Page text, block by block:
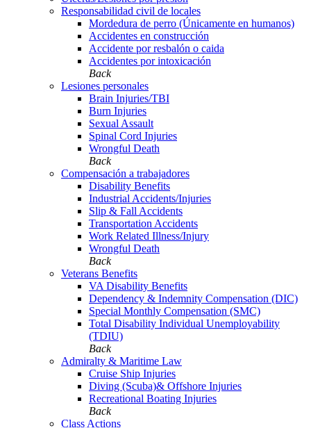
Responsabilidad civil de locales
Mordedura de perro (Únicamente en humanos)
Accidentes en construcción
Accidente por resbalón o caida
Accidentes por intoxicación
Back
Lesiones personales
Brain Injuries/TBI
Burn Injuries
Sexual Assault
Spinal Cord Injuries
Wrongful Death
Back
Compensación a trabajadores
Disability Benefits
Industrial Accidents/Injuries
Slip & Fall Accidents
Transportation Accidents
Work Related Illness/Injury
Wrongful Death
Back
Veterans Benefits
VA Disability Benefits
Dependency & Indemnity Compensation (DIC)
Special Monthly Compensation (SMC)
Total Disability Individual Unemployability
(TDIU)
Back
Admiralty & Maritime Law
Cruise Ship Injuries
Diving (Scuba)& Offshore Injuries
Recreational Boating Injuries
Back
Class Actions